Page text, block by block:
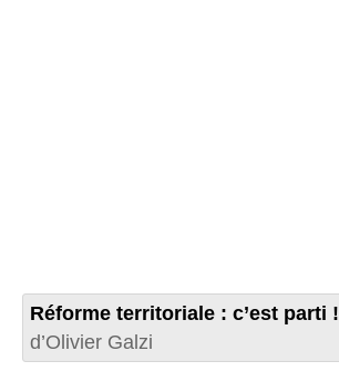
Réforme territoriale : c’est parti !
d’Olivier Galzi